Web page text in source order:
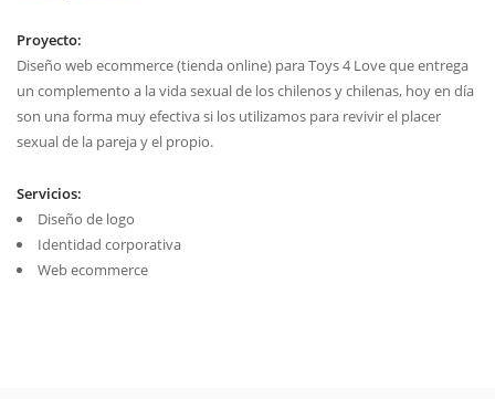
Proyecto:
Diseño web ecommerce (tienda online) para Toys 4 Love que entrega
un complemento a la vida sexual de los chilenos y chilenas, hoy en día
son una forma muy efectiva si los utilizamos para revivir el placer
sexual de la pareja y el propio.
Servicios:
Diseño de logo
Identidad corporativa
Web ecommerce